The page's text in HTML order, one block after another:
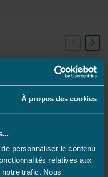
À propos des cookies
personnaliser le contenu
relatives aux
trafic. Nous